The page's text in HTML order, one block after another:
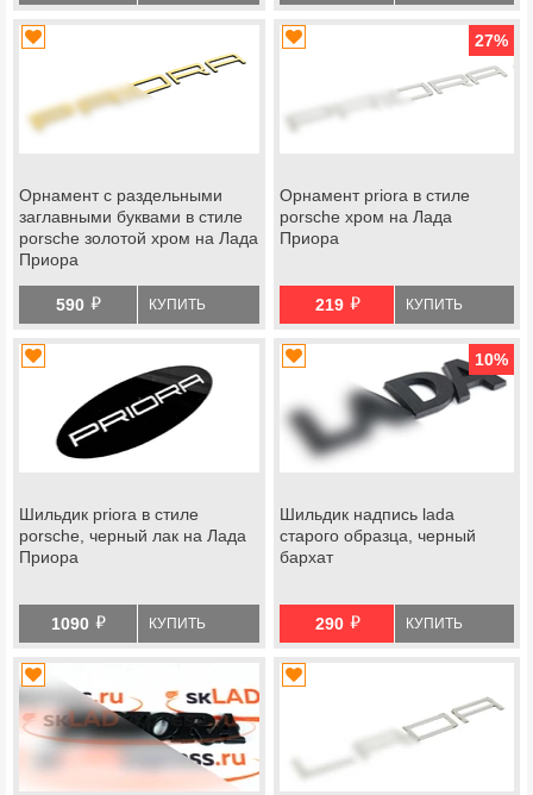
Орнамент с раздельными
заглавными буквами в стиле
porsche золотой хром на Лада
Приора
590 й КУПИТЬ
27%
Орнамент priora в стиле
porsche хром на Лада
Приора
219 й КУПИТЬ
Шильдик priora в стиле
porsche, черный лак на Лада
Приора
1090 й КУПИТЬ
10%
Шильдик надпись lada
старого образца, черный
бархат
290 й КУПИТЬ